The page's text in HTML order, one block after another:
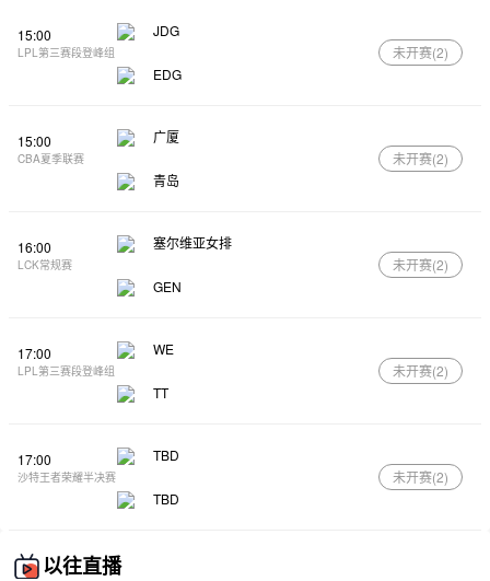
15:00
LPL第三赛段登峰组
JDG
EDG
未开赛(2)
15:00
CBA夏季联赛
广厦
青岛
未开赛(2)
16:00
LCK常规赛
塞尔维亚女排
GEN
未开赛(2)
17:00
LPL第三赛段登峰组
WE
TT
未开赛(2)
17:00
沙特王者荣耀半决赛
TBD
TBD
未开赛(2)
以往直播